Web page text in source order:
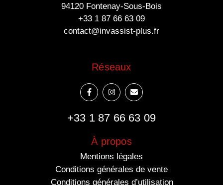
94120 Fontenay-Sous-Bois
+33 1 87 66 63 09
contact@invassist-plus.fr
Réseaux
F
a
c
b
o
f
I
n
s
a
g
a
m
E
n
v
l
o
+33 1 87 66 63 09
À propos
Mentions légales
Conditions générales de vente
Conditions générales d’utilisation